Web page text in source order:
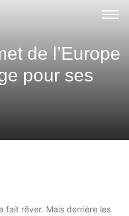
de l’Europe
pour ses
fait rêver. Mais derrière les